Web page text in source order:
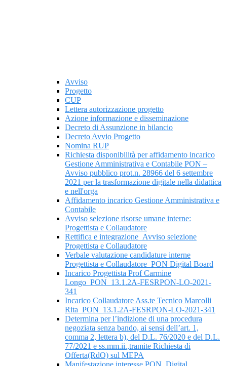
Avviso
Progetto
CUP
Lettera autorizzazione progetto
Azione informazione e disseminazione
Decreto di Assunzione in bilancio
Decreto Avvio Progetto
Nomina RUP
Richiesta disponibilità per affidamento incarico
Gestione Amministrativa e Contabile PON –
Avviso pubblico prot.n. 28966 del 6 settembre
2021 per la trasformazione digitale nella didattica
e nell'orga
Affidamento incarico Gestione Amministrativa e
Contabile
Avviso selezione risorse umane interne:
Progettista e Collaudatore
Rettifica e integrazione_Avviso selezione
Progettista e Collaudatore
Verbale valutazione candidature interne
Progettista e Collaudatore_PON Digital Board
Incarico Progettista Prof Carmine
Longo_PON_13.1.2A-FESRPON-LO-2021-
341
Incarico Collaudatore Ass.te Tecnico Marcolli
Rita_PON_13.1.2A-FESRPON-LO-2021-341
Determina per l’indizione di una procedura
negoziata senza bando, ai sensi dell’art. 1,
comma 2, lettera b), del D.L. 76/2020 e del D.L.
77/2021 e ss.mm.ii.,tramite Richiesta di
Offerta(RdO) sul MEPA